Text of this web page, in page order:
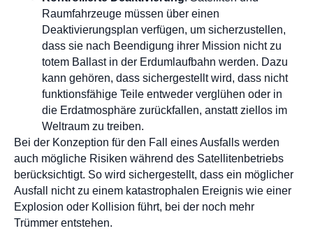
Raumfahrzeuge müssen über einen
Deaktivierungsplan verfügen, um sicherzustellen,
dass sie nach Beendigung ihrer Mission nicht zu
totem Ballast in der Erdumlaufbahn werden. Dazu
kann gehören, dass sichergestellt wird, dass nicht
funktionsfähige Teile entweder verglühen oder in
die Erdatmosphäre zurückfallen, anstatt ziellos im
Weltraum zu treiben.
Bei der Konzeption für den Fall eines Ausfalls werden
auch mögliche Risiken während des Satellitenbetriebs
berücksichtigt. So wird sichergestellt, dass ein möglicher
Ausfall nicht zu einem katastrophalen Ereignis wie einer
Explosion oder Kollision führt, bei der noch mehr
Trümmer entstehen.